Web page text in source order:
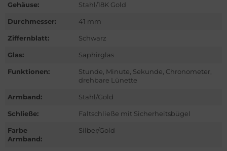
Gehäuse: Stahl/18K Gold
Durchmesser: 41 mm
Ziffernblatt: Schwarz
Glas: Saphirglas
Funktionen:
Stunde, Minute, Sekunde, Chronometer,
drehbare Lünette
Armband: Stahl/Gold
Schließe: Faltschließe mit Sicherheitsbügel
Farbe
Armband:
Silber/Gold